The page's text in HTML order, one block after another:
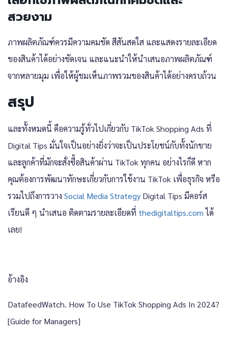
สวยงาม
ภาพผลิตภัณฑ์ควรมีความคมชัด สีสันสดใส และแสดงรายละเอียด
ของสินค้าได้อย่างชัดเจน และแนะนำให้นำเสนอภาพผลิตภัณฑ์
จากหลายมุม เพื่อให้ผู้ชมเห็นภาพรวมของสินค้าได้อย่างครบถ้วน
สรุป
และทั้งหมดนี้ คือความรู้ทั่วไปเกี่ยวกับ TikTok Shopping Ads ที่
Digital Tips มั่นใจเป็นอย่างยิ่งว่าจะเป็นประโยชน์กับทั้งนักขาย
และลูกค้าที่มักจะสั่งซื้อสินค้าผ่าน TikTok ทุกคน อย่างไรก็ดี หาก
คุณต้องการพัฒนาทักษะเกี่ยวกับการใช้งาน TikTok เพื่อธุรกิจ หรือ
รวมไปถึงการวาง Social Media Strategy Digital Tips มีคอร์ส
เรียนดี ๆ นำเสนอ ติดตามรายละเอียดที่ thedigitaltips.comได้
เลย!
อ้างอิง
DatafeedWatch. How To Use TikTok Shopping Ads In 2024?
[Guide for Managers]